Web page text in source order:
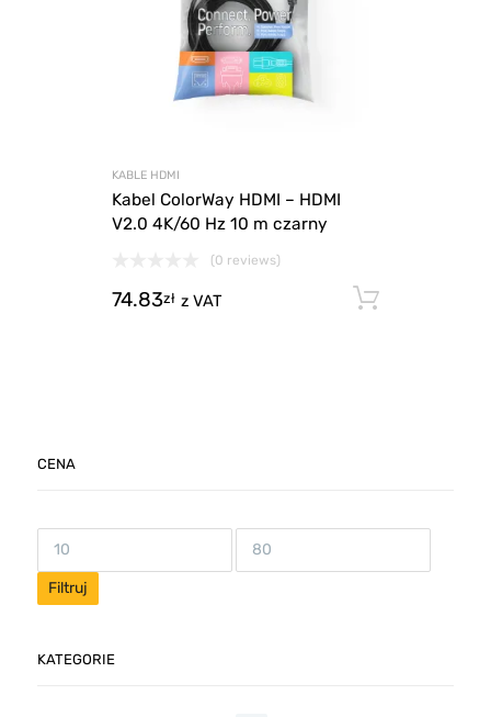
KABLE HDMI
Kabel ColorWay HDMI – HDMI
V2.0 4K/60 Hz 10 m czarny
(0 reviews)
74.83zł z VAT
CENA
Filtruj
KATEGORIE